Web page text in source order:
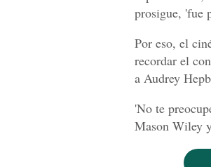
prosigue, 'fue
Por eso, el
recordar el
a Audrey
'No te
Mason Wiley